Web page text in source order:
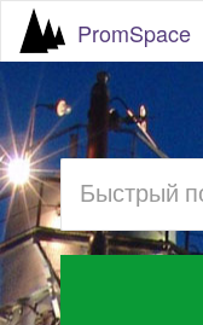
PromSpace